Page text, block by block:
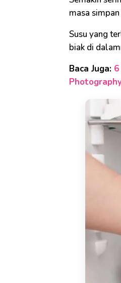
masa
Susu yang
biak di
Baca Juga: